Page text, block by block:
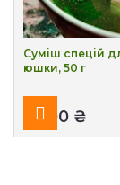
Суміш спецій
юшки, 50 г
₴